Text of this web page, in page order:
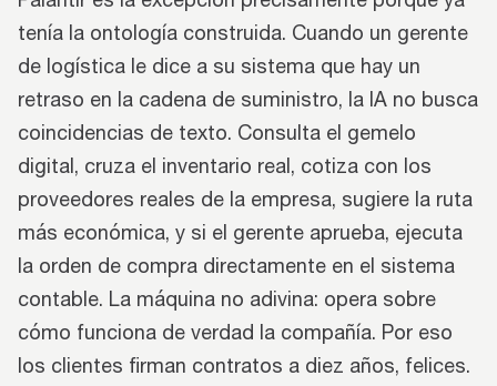
tenía la ontología construida. Cuando un gerente
de logística le dice a su sistema que hay un
retraso en la cadena de suministro, la IA no busca
coincidencias de texto. Consulta el gemelo
digital, cruza el inventario real, cotiza con los
proveedores reales de la empresa, sugiere la ruta
más económica, y si el gerente aprueba, ejecuta
la orden de compra directamente en el sistema
contable. La máquina no adivina: opera sobre
cómo funciona de verdad la compañía. Por eso
los clientes firman contratos a diez años, felices.